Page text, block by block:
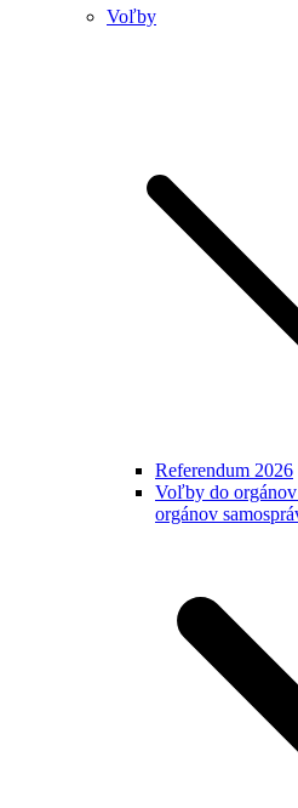
Voľby
Referendum 2026
Voľby do
orgánov